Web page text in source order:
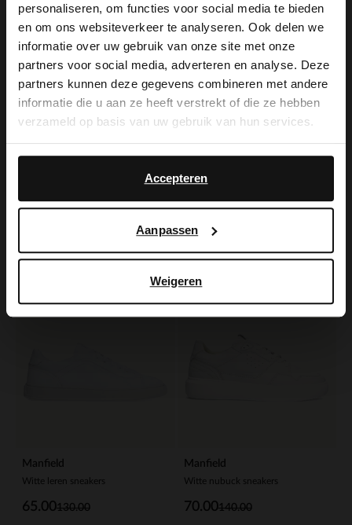
personaliseren, om functies voor social media te bieden
en om ons websiteverkeer te analyseren. Ook delen we
informatie over uw gebruik van onze site met onze
partners voor social media, adverteren en analyse. Deze
partners kunnen deze gegevens combineren met andere
informatie die u aan ze heeft verstrekt of die ze hebben
verzameld op basis van uw gebruik van hun services.
Accepteren
Aanpassen
Weigeren
Manfield
129.99
Manfield
140.00
70.00
Manfield
Witte leren sneakers
130.00
65.00
-10% EXTRA
Manfield
Witte nubuck sneakers
140.00
70.00
-10% EXTRA
×
View this website in English?
It looks like your language isn't Dutch. Would
you like to switch to English?
English